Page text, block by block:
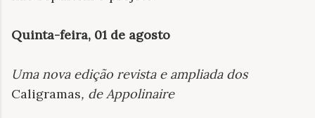
Quinta-feira, 01 de agosto
Uma nova edição revista e ampliada dos
Caligramas, de Appolinaire